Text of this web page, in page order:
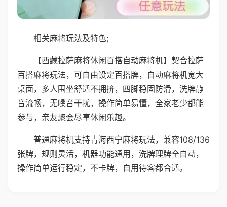
相关麻将玩法及特色;
【西藏拉萨麻将休闲百搭自动麻将机】契合拉萨
百搭麻将玩法，可自由设定百搭牌，自动麻将机宽大
桌面，多人围坐舒适不拥挤，四脚稳固防滑，洗牌静
音流畅，无噪音干扰，操作简单易懂，全家老少都能
参与，亲友聚会尽享休闲乐趣。
普通麻将机支持青海西宁麻将玩法，兼容108/136
张牌，规则灵活，机器功能通用，洗牌理牌全自动，
操作简单运行稳定，不卡牌，自用待客都合适。